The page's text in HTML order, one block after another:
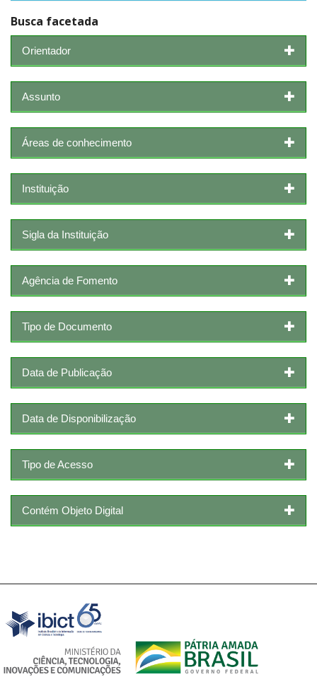
Busca facetada
Orientador
Assunto
Áreas de conhecimento
Instituição
Sigla da Instituição
Agência de Fomento
Tipo de Documento
Data de Publicação
Data de Disponibilização
Tipo de Acesso
Contém Objeto Digital